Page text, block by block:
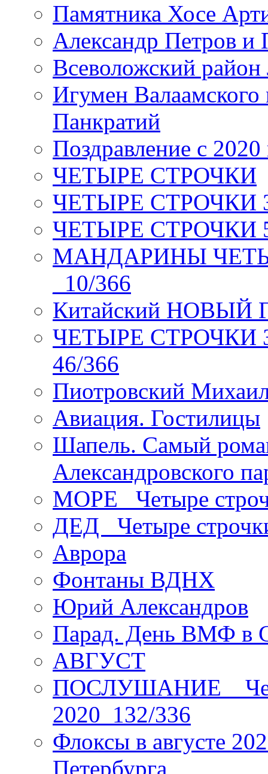
Памятника Хосе
Александр Петров и
Всеволожский район
Игумен
Панкратий
Поздравление с 2020
ЧЕТЫРЕ СТРОЧКИ
ЧЕТЫРЕ СТРОЧКИ 3
ЧЕТЫРЕ СТРОЧКИ 5
МАНДАРИНЫ
_10/366
Китайский НОВЫЙ
ЧЕТЫРЕ СТРОЧКИ
46/366
Пиотровский
Авиация. Гостилицы
Шапель. Самый
Александровского
МОРЕ _Четыре
ДЕД _Четыре
Аврора
Фонтаны ВДНХ
Юрий Александров
Парад. День ВМФ в
АВГУСТ
ПОСЛУШАНИЕ _
2020_132/336
Флоксы в августе
Петербурга